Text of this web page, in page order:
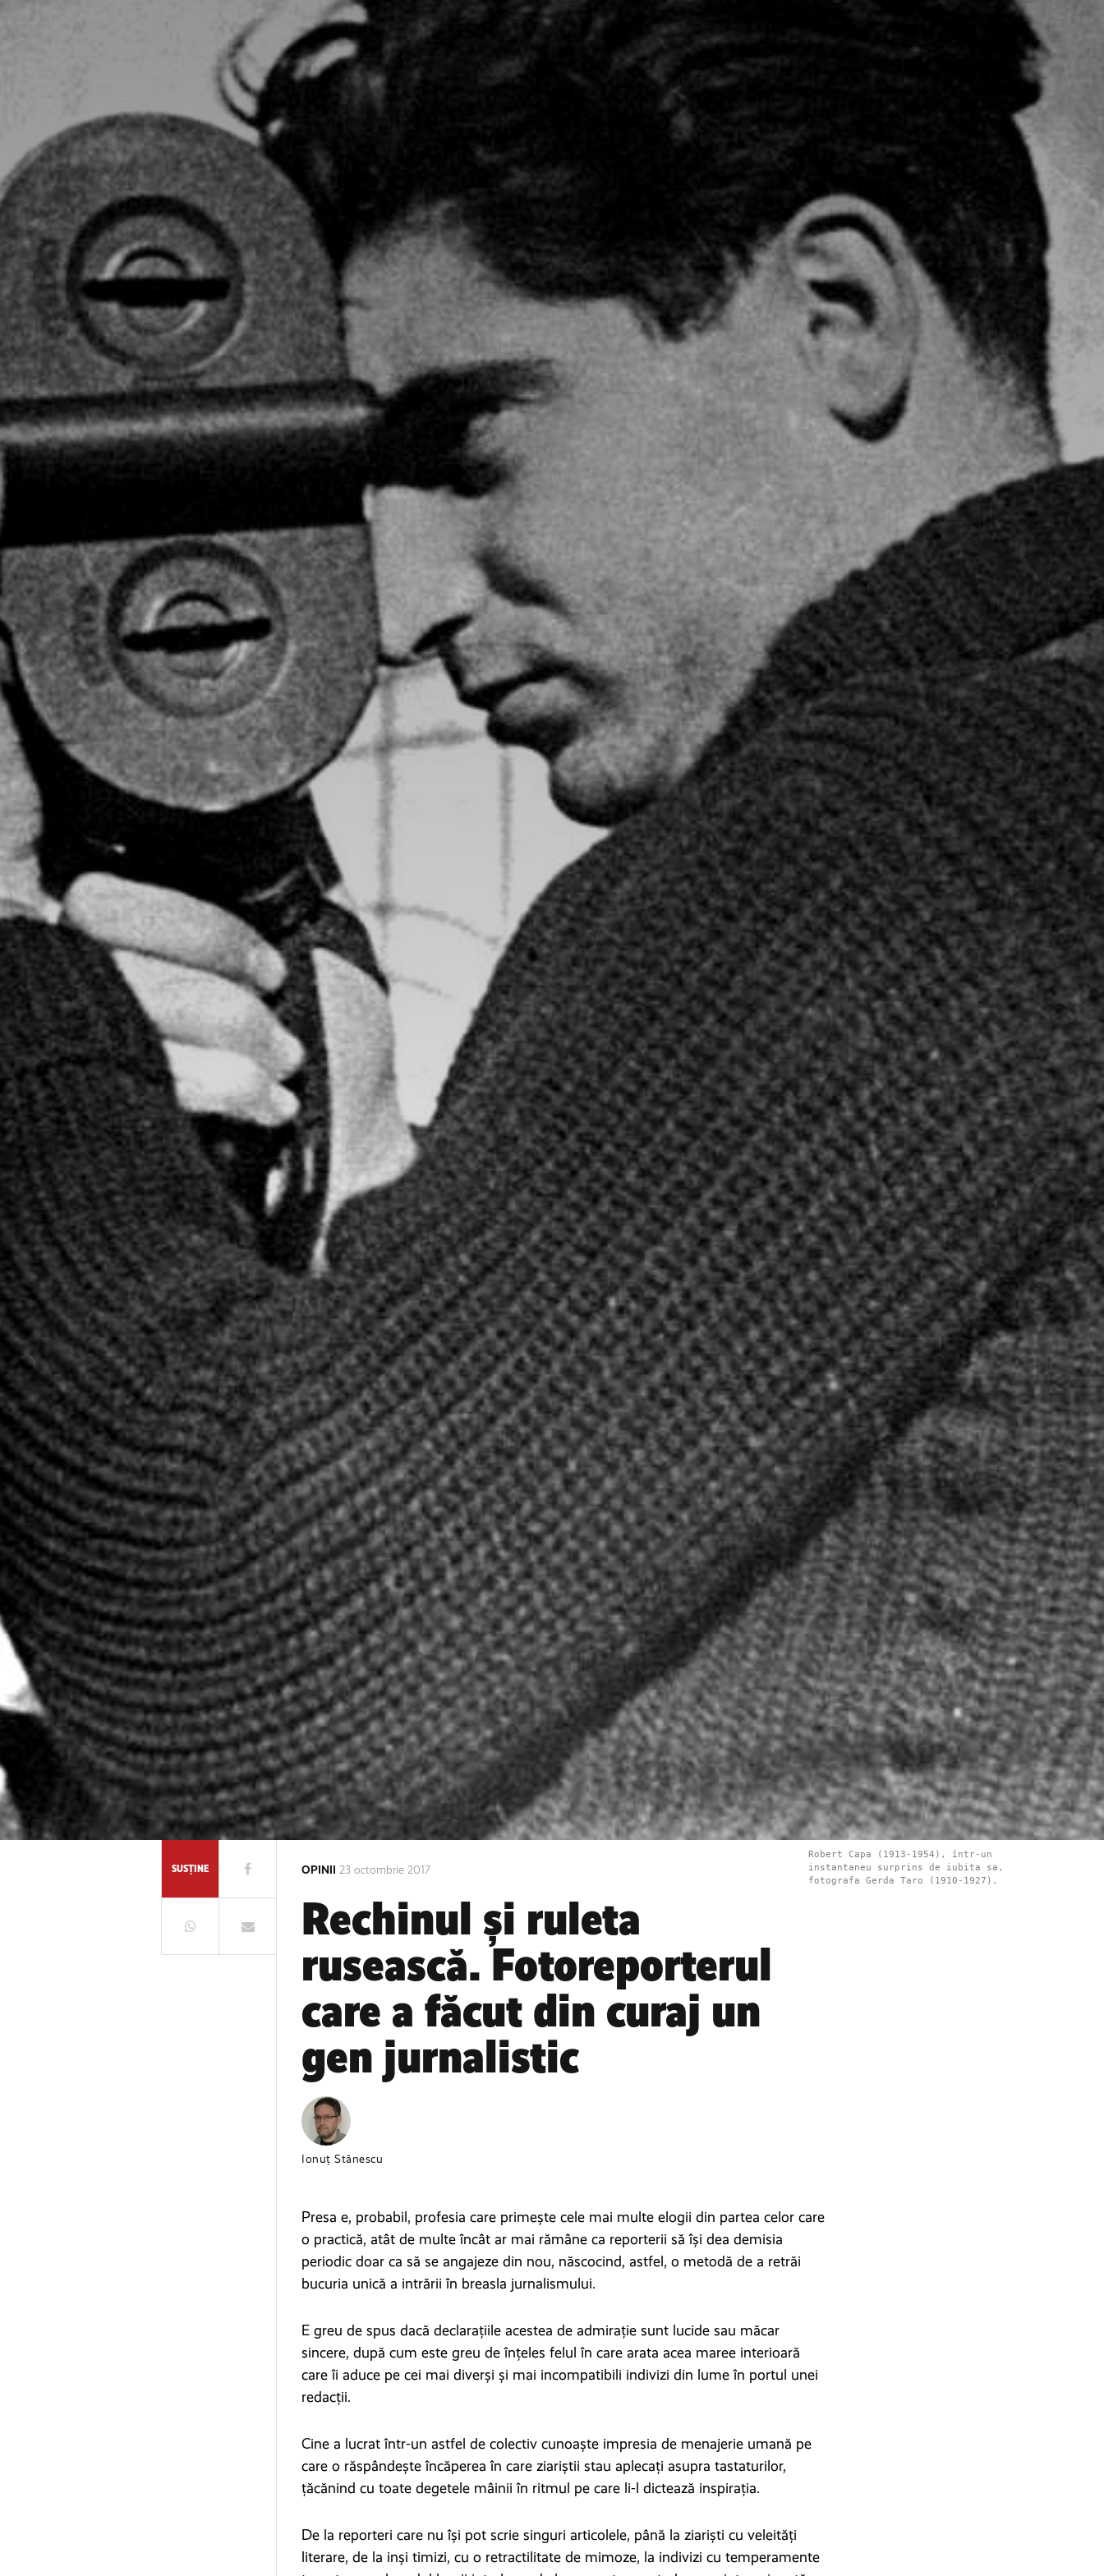
Robert Capa (1913-1954), într-un
instantaneu surprins de iubita sa,
fotografa Gerda Taro (1910-1927).
SUSȚINE OPINII 23 octombrie 2017
Rechinul și ruleta
rusească. Fotoreporterul
care a făcut din curaj un
gen jurnalistic
Ionuț Stănescu
Presa e, probabil, profesia care primește cele mai multe elogii din partea celor care
o practică, atât de multe încât ar mai rămâne ca reporterii să își dea demisia
periodic doar ca să se angajeze din nou, născocind, astfel, o metodă de a retrăi
bucuria unică a intrării în breasla jurnalismului.
E greu de spus dacă declarațiile acestea de admirație sunt lucide sau măcar
sincere, după cum este greu de înțeles felul în care arata acea maree interioară
care îi aduce pe cei mai diverși și mai incompatibili indivizi din lume în portul unei
redacții.
Cine a lucrat într-un astfel de colectiv cunoaște impresia de menajerie umană pe
care o răspândește încăperea în care ziariștii stau aplecați asupra tastaturilor,
țăcănind cu toate degetele mâinii în ritmul pe care li-l dictează inspirația.
De la reporteri care nu își pot scrie singuri articolele, până la ziariști cu veleități
literare, de la inși timizi, cu o retractilitate de mimoze, la indivizi cu temperamente